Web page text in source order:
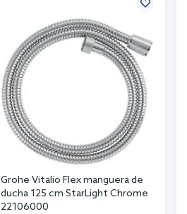
Grohe Vitalio Flex manguera de
ducha 125 cm StarLight Chrome
22106000